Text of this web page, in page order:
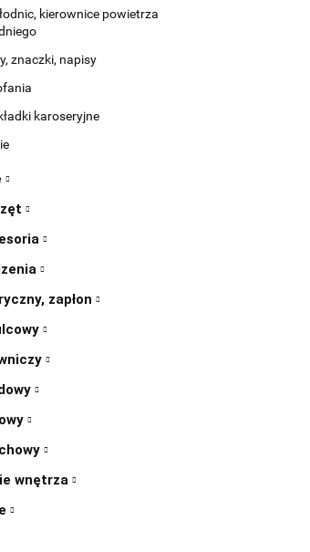
kierownice powietrza
znaczki, napisy
karoseryjne
zapłon
wnętrza